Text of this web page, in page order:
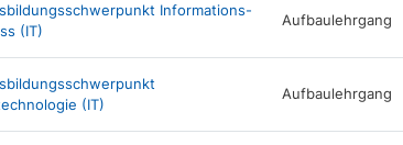
Informations-
(IT)
Aufbaulehrgang
(IT)
Aufbaulehrgang